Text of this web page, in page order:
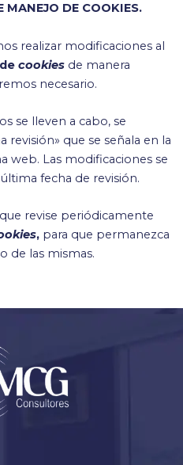
MANEJO DE COOKIES.
realizar modificaciones al
cookies de manera
necesario.
se lleven a cabo, se
revisión» que se señala en la
web. Las modificaciones se
fecha de revisión.
revise periódicamente
, para que permanezca
de las mismas.